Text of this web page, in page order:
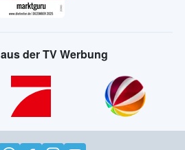
der TV Werbung